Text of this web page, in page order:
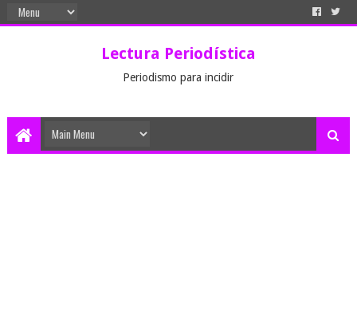
Lectura Periodística
Periodismo para incidir